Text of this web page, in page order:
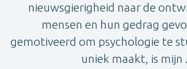
nieuwsgierigheid naar de
mensen en hun gedrag
gemotiveerd om psychologie te
uniek maakt, is mijn